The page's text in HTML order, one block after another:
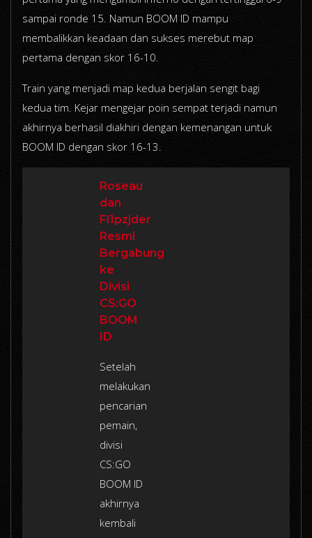
sampai ronde 15. Namun BOOM ID mampu
membalikkan keadaan dan sukses merebut map
pertama dengan skor 16-10.
Train yang menjadi map kedua berjalan sengit bagi
kedua tim. Kejar mengejar poin sempat terjadi namun
akhirnya berhasil diakhiri dengan kemenangan untuk
BOOM ID dengan skor 16-13.
Roseau
dan
Fl1pzjder
Resmi
Bergabung
ke
Divisi
CS:GO
BOOM
ID
Setelah
melakukan
pencarian
pemain,
divisi
CS:GO
BOOM ID
akhirnya
kembali